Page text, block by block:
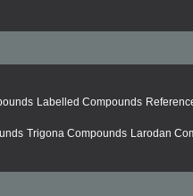
Labelled Compounds
Trigona Compounds Larodan